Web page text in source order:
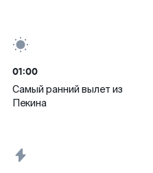
01:00
Самый ранний вылет из
Пекина